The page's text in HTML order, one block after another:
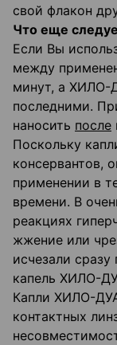
свой флакон
Что еще
Если Вы
между
минут, а ХИЛО-
последними.
наносить после
Поскольку
консервантов,
применении в
времени. В
реакциях
жжение или
исчезали
капель ХИЛО-
Капли ХИЛО-
контактных